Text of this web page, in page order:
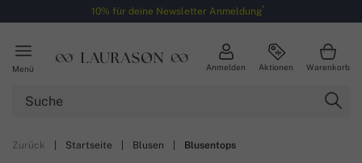
10% für deine Newsletter Anmeldung*
Menü Anmelden Aktionen Warenkorb
Zurück Startseite Blusen Blusentops